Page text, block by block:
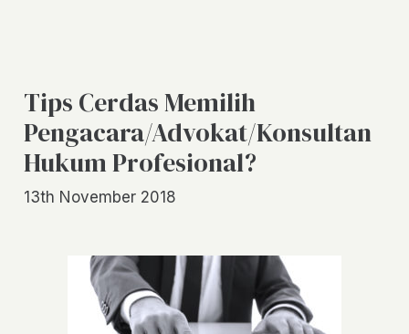
Tips Cerdas Memilih
Pengacara/Advokat/Konsultan
Hukum Profesional?
13th November 2018